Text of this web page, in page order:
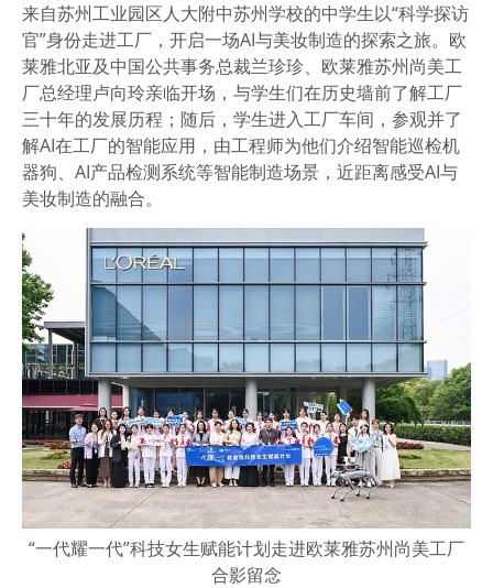
来自苏州工业园区人大附中苏州学校的中学生以“科学探访
官”身份走进工厂，开启一场AI与美妆制造的探索之旅。欧
莱雅北亚及中国公共事务总裁兰珍珍、欧莱雅苏州尚美工
厂总经理卢向玲亲临开场，与学生们在历史墙前了解工厂
三十年的发展历程；随后，学生进入工厂车间，参观并了
解AI在工厂的智能应用，由工程师为他们介绍智能巡检机
器狗、AI产品检测系统等智能制造场景，近距离感受AI与
美妆制造的融合。
“一代耀一代”科技女生赋能计划走进欧莱雅苏州尚美工厂
合影留念